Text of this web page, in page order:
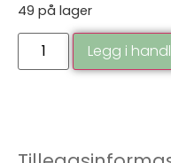
49 på lager
Legg i